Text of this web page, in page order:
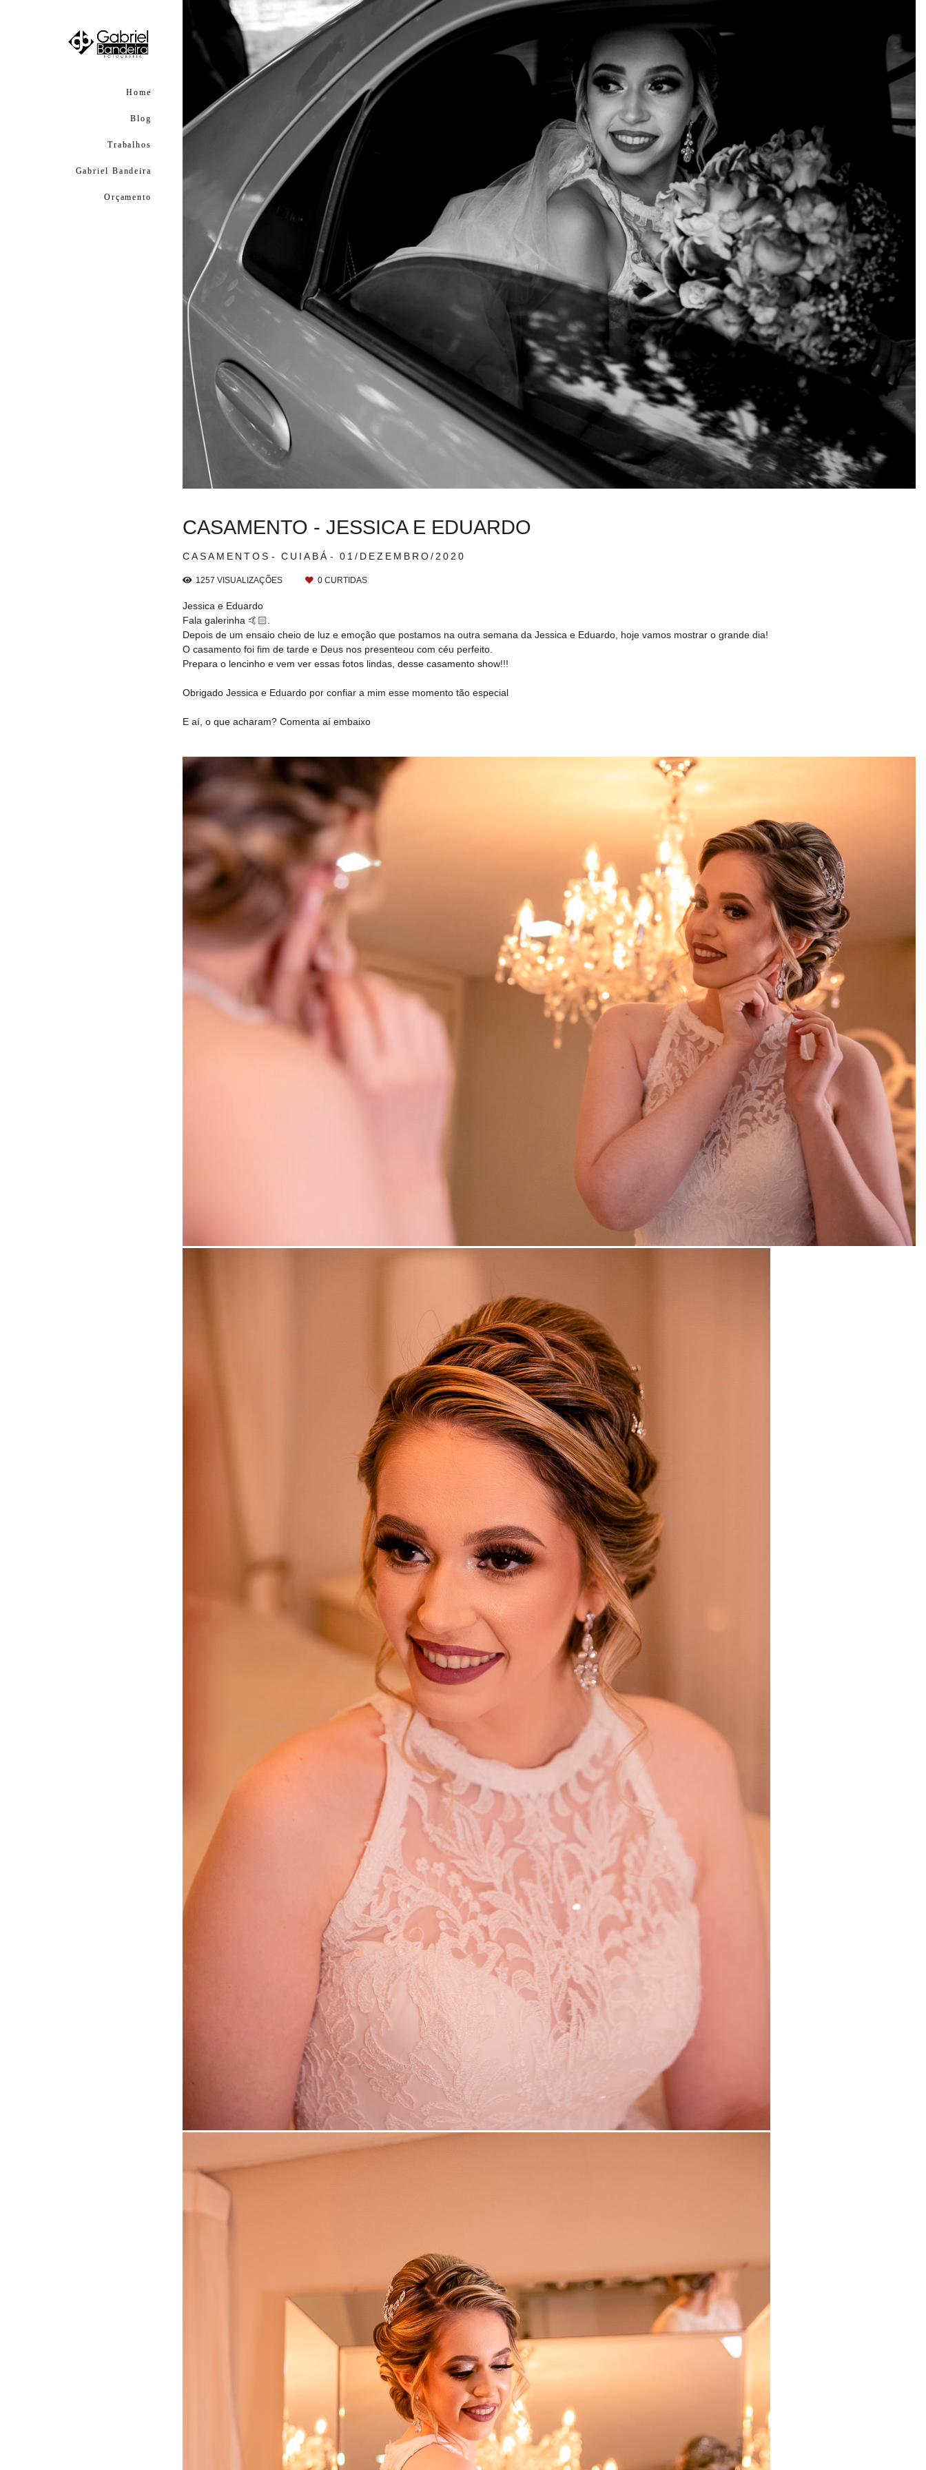
Home
Blog
Trabalhos
Gabriel Bandeira
Orçamento
CASAMENTOS CUIABÁ 01/DEZEMBRO/2020
CASAMENTO - JESSICA E EDUARDO
1257 VISUALIZAÇÕES 0 CURTIDAS
Jessica e Eduardo
Fala galerinha 🤙🏻.
Depois de um ensaio cheio de luz e emoção que postamos na outra semana da Jessica e Eduardo, hoje vamos mostrar o grande dia!
O casamento foi fim de tarde e Deus nos presenteou com céu perfeito.
Prepara o lencinho e vem ver essas fotos lindas, desse casamento show!!!
Obrigado Jessica e Eduardo por confiar a mim esse momento tão especial
E aí, o que acharam? Comenta aí embaixo